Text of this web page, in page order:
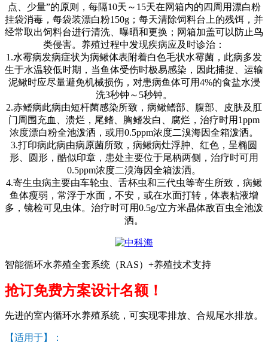
点、少量”的原则，每隔10天～ 15天在网箱内的四周用漂白粉
挂袋消毒，每袋装漂白粉150g ；每天清除饲料台上的残饵，并
经常取出饲料台进行清洗、曝晒和更换；网箱加盖可以防止鸟
类侵害。养殖过程中发现疾病应及时诊治：
1.水霉病发病症状为病鳅体表附着白色毛状水霉菌，此病多发
生于水温较低时期，当鱼体受伤时极易感染，因此捕捉、运输
泥鳅时应尽量避免机械损伤，对患病鱼体可用4%的食盐水浸
洗3秒钟～ 5秒钟。
2.赤鳍病此病由短杆菌感染所致，病鳅鳍部、腹部、皮肤及肛
门周围充血、溃烂，尾鳍、胸鳍发白、腐烂，治疗时用 1ppm
浓度漂白粉全池泼洒，或用0.5ppm浓度二溴海因全箱泼洒。
3.打印病此病由病原菌所致，病鳅病灶浮肿、红色，呈椭圆
形、圆形，酷似印章，患处主要位于尾柄两侧，治疗时可用
0.5ppm浓度二溴海因全箱泼洒。
4.寄生虫病主要由车轮虫、舌杯虫和三代虫等寄生所致，病鳅
鱼体瘦弱，常浮于水面，不安，或在水面打转，体表粘液增
多，镜检可见虫体。治疗时可用0.5g/立方米晶体敌百虫全池泼
洒。
智能循环水养殖全套系统（RAS）+养殖技术支持
抢订免费方案设计名额！
先进的室内循环水养殖系统，可实现零排放、合规尾水排放。
【适用于】：